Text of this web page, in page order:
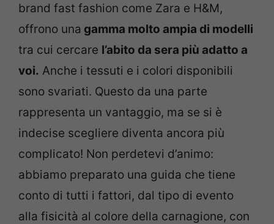
brand fast fashion come Zara e H&M,
offrono una gamma molto ampia di modelli
tra cui cercare l’abito da sera più adatto a
voi. Anche i tessuti e i colori disponibili
sono svariati. Questo da una parte
rappresenta un vantaggio, ma se si è
indecise scegliere diventa ancora più
complicato! Non perdetevi d’animo:
abbiamo preparato una guida che tiene
conto di tutti i fattori, dal tipo di evento
alla fisicità al colore della carnagione, con